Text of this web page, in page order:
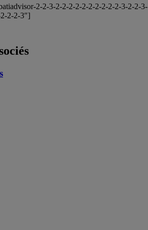
2-2-3-2-2-2-2-2-2-2-2-2-2-3-2-2-3-
2-2-3″]